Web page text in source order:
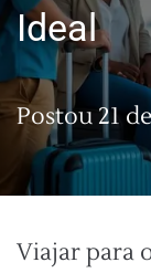
Ideal
Postou21
Viajar para